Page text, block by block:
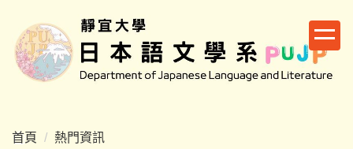
主
要
首頁
熱門資訊